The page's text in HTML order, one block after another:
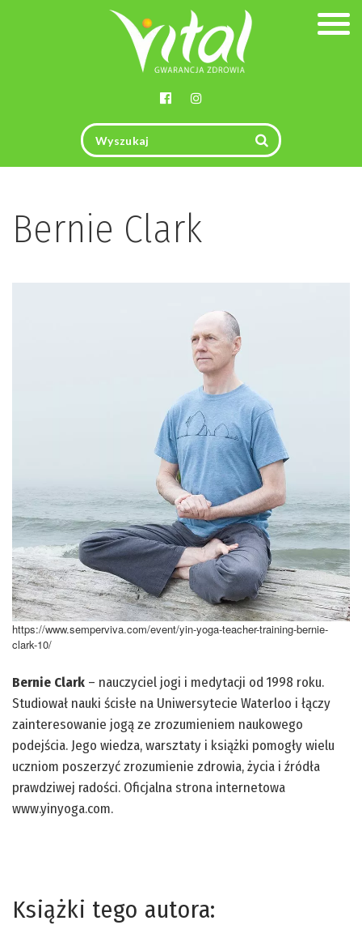
Bernie Clark
https://www.semperviva.com/event/yin-yoga-teacher-training-bernie-
clark-10/
Bernie Clark – nauczyciel jogi i medytacji od 1998 roku.
Studiował nauki ścisłe na Uniwersytecie Waterloo i łączy
zainteresowanie jogą ze zrozumieniem naukowego
podejścia. Jego wiedza, warsztaty i książki pomogły wielu
uczniom poszerzyć zrozumienie zdrowia, życia i źródła
prawdziwej radości. Oficjalna strona internetowa
www.yinyoga.com.
Książki tego autora: